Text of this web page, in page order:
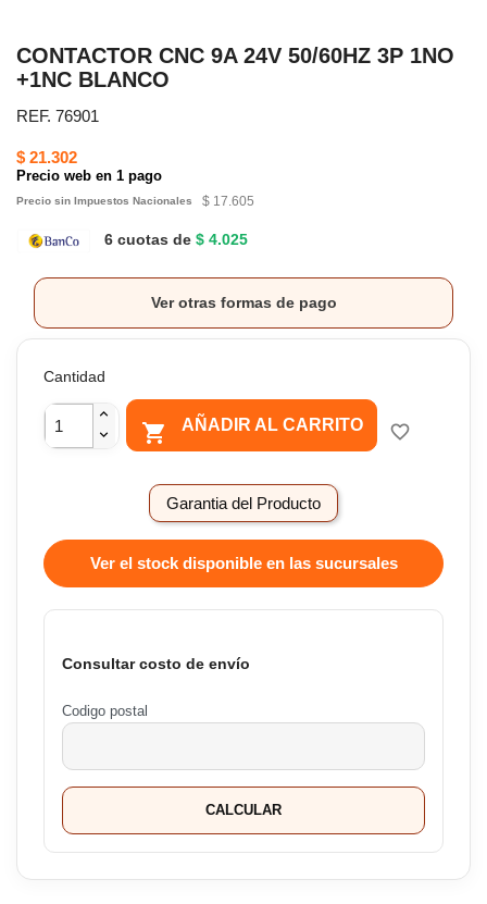
CONTACTOR CNC 9A 24V 50/60HZ 3P 1NO
+1NC BLANCO
REF. 76901
$ 21.302
Precio web en 1 pago
Precio sin Impuestos Nacionales $ 17.605
6 cuotas de $ 4.025
Ver otras formas de pago
Cantidad
 AÑADIR AL CARRITO favorite_border
Garantia del Producto
Ver el stock disponible en las sucursales
Consultar costo de envío
Codigo postal
CALCULAR